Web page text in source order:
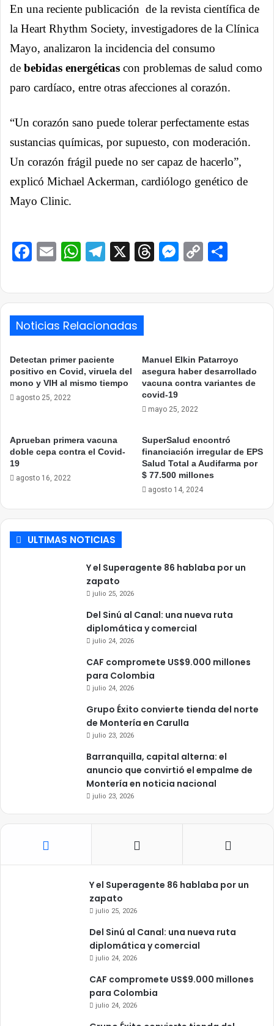
En una reciente publicación de la revista científica de
la Heart Rhythm Society, investigadores de la Clínica
Mayo, analizaron la incidencia del consumo
de bebidas energéticas con problemas de salud como
paro cardíaco, entre otras afecciones al corazón.
“Un corazón sano puede tolerar perfectamente estas
sustancias químicas, por supuesto, con moderación.
Un corazón frágil puede no ser capaz de hacerlo”,
explicó Michael Ackerman, cardiólogo genético de
Mayo Clinic.
Facebook
EmailWhatsApp
Telegram
X ThreadsCopy
Noticias Relacionadas
Detectan primer paciente
positivo en Covid, viruela del
mono y VIH al mismo tiempo
agosto 25, 2022
Manuel Elkin Patarroyo
asegura haber desarrollado
vacuna contra variantes de
covid-19
mayo 25, 2022
Aprueban primera vacuna
doble cepa contra el Covid-
19
agosto 16, 2022
SuperSalud encontró
financiación irregular de EPS
Salud Total a Audifarma por
$ 77.500 millones
agosto 14, 2024
ULTIMAS NOTICIAS
Y el Superagente 86 hablaba por un
zapato
julio 25, 2026
Del Sinú al Canal: una nueva ruta
diplomática y comercial
julio 24, 2026
CAF compromete US$9.000 millones
para Colombia
julio 24, 2026
Grupo Éxito convierte tienda del norte
de Montería en Carulla
julio 23, 2026
Barranquilla, capital alterna: el
anuncio que convirtió el empalme de
Montería en noticia nacional
julio 23, 2026
Y el Superagente 86 hablaba por un
zapato
julio 25, 2026
Del Sinú al Canal: una nueva ruta
diplomática y comercial
julio 24, 2026
CAF compromete US$9.000 millones
para Colombia
julio 24, 2026